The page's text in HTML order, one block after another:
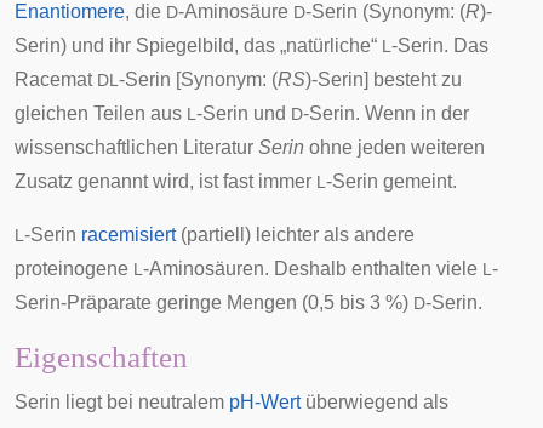
Enantiomere, die D-Aminosäure D-Serin (Synonym: (R)-
Serin) und ihr Spiegelbild, das „natürliche“ L -Serin. Das
Racemat DL -Serin [Synonym: (RS)-Serin] besteht zu
gleichen Teilen aus L -Serin und D-Serin. Wenn in der
wissenschaftlichen Literatur Serin ohne jeden weiteren
Zusatz genannt wird, ist fast immer L -Serin gemeint.
L -Serin racemisiert(partiell) leichter als andere
proteinogene L -Aminosäuren. Deshalb enthalten viele L -
Serin-Präparate geringe Mengen (0,5 bis 3 %) D-Serin.
Eigenschaften
Serin liegt bei neutralem pH-Wertüberwiegend als